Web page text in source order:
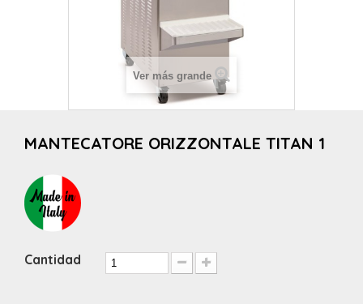
Ver más grande
MANTECATORE ORIZZONTALE TITAN 1
Cantidad